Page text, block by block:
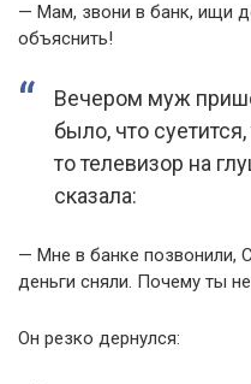
— Мам, звони в банк, ищи
объяснить!
Вечером муж
было, что
то телевизор на
сказала:
— Мне в банке позвонили,
деньги сняли. Почему ты
Он резко дернулся: